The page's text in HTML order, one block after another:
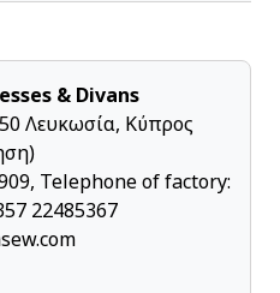
& Divans
Λευκωσία, Κύπρος
, Telephone of factory:
22485367